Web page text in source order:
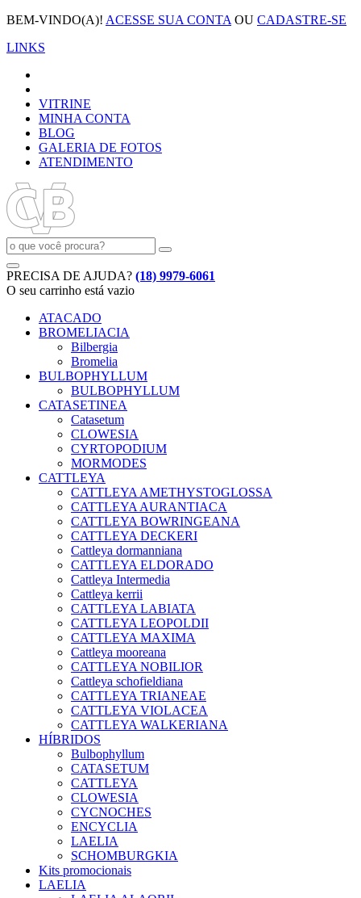
BEM-VINDO(A)! ACESSE SUA CONTA OU CADASTRE-SE
LINKS
VITRINE
MINHA CONTA
BLOG
GALERIA DE FOTOS
ATENDIMENTO
PRECISA DE AJUDA? (18) 9979-6061
O seu carrinho está vazio
ATACADO
BROMELIACIA
Bilbergia
Bromelia
BULBOPHYLLUM
BULBOPHYLLUM
CATASETINEA
Catasetum
CLOWESIA
CYRTOPODIUM
MORMODES
CATTLEYA
CATTLEYA AMETHYSTOGLOSSA
CATTLEYA AURANTIACA
CATTLEYA BOWRINGEANA
CATTLEYA DECKERI
Cattleya dormanniana
CATTLEYA ELDORADO
Cattleya Intermedia
Cattleya kerrii
CATTLEYA LABIATA
CATTLEYA LEOPOLDII
CATTLEYA MAXIMA
Cattleya mooreana
CATTLEYA NOBILIOR
Cattleya schofieldiana
CATTLEYA TRIANEAE
CATTLEYA VIOLACEA
CATTLEYA WALKERIANA
HÍBRIDOS
Bulbophyllum
CATASETUM
CATTLEYA
CLOWESIA
CYCNOCHES
ENCYCLIA
LAELIA
SCHOMBURGKIA
Kits promocionais
LAELIA